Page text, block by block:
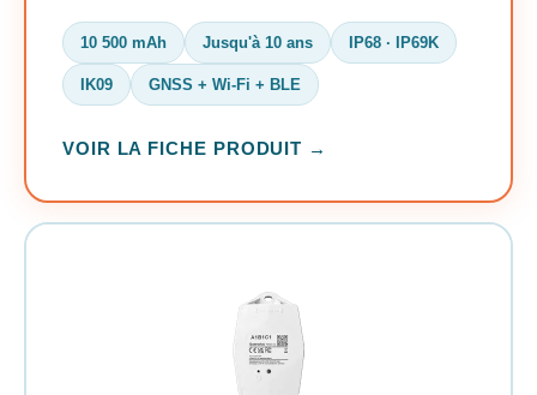
10 500 mAh Jusqu'à 10 ans IP68 · IP69K
IK09 GNSS + Wi-Fi + BLE
VOIR LA FICHE PRODUIT →